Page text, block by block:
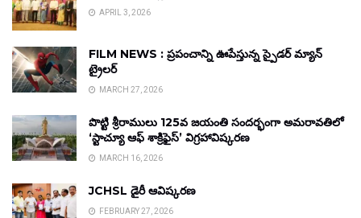
APRIL 3, 2026
FILM NEWS : ప్రపంచాన్ని ఊపేస్తున్న స్పైడర్ మ్యాన్
ట్రైలర్
MARCH 27, 2026
పొట్టి శ్రీరాములు 125వ జయంతి సందర్భంగా అమరావతిలో
‘స్టాచ్యూ ఆఫ్ శాక్రిఫైస్’ విగ్రహావిష్కరణ
MARCH 16, 2026
JCHSL డైరీ ఆవిష్కరణ
FEBRUARY 27, 2026